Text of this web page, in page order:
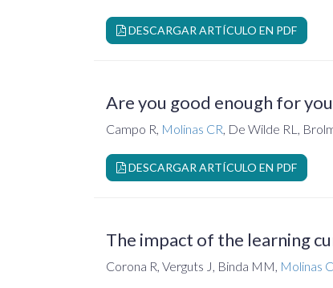
DESCARGAR ARTÍCULO EN PDF
Are you good enough for
Campo R, Molinas CR, De Wilde RL,
DESCARGAR ARTÍCULO EN PDF
The impact of the learning
Corona R, Verguts J, Binda MM, Molinas